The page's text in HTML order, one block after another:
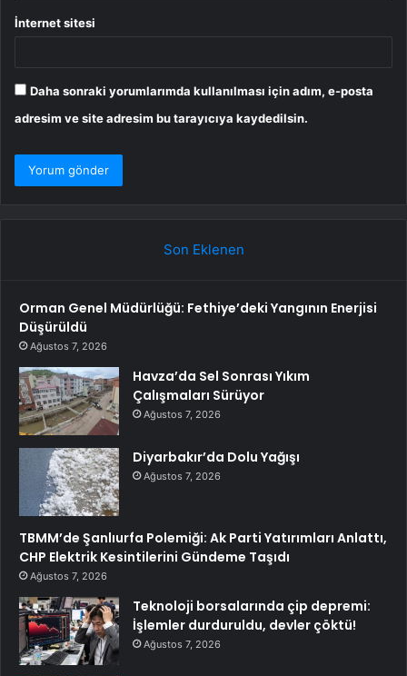
İnternet sitesi
Daha sonraki yorumlarımda kullanılması için adım, e-posta
adresim ve site adresim bu tarayıcıya kaydedilsin.
Son Eklenen
Orman Genel Müdürlüğü: Fethiye’deki Yangının Enerjisi
Düşürüldü
Ağustos 7, 2026
Havza’da Sel Sonrası Yıkım
Çalışmaları Sürüyor
Ağustos 7, 2026
Diyarbakır’da Dolu Yağışı
Ağustos 7, 2026
TBMM’de Şanlıurfa Polemiği: Ak Parti Yatırımları Anlattı,
CHP Elektrik Kesintilerini Gündeme Taşıdı
Ağustos 7, 2026
Teknoloji borsalarında çip depremi:
İşlemler durduruldu, devler çöktü!
Ağustos 7, 2026